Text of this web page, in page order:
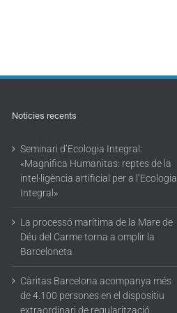
Noticies recents
Seminari d’Ecologia Integral:
«Magnifica Humanitas: reptes de la
intel·ligència artificial per a l’Ecologia
Integral»
La processó marítima de la Mare de
Déu del Carme torna a omplir la
Barceloneta
Càritas Barcelona acompanya més
de 4.100 persones en el dispositiu
extraordinari de regularització